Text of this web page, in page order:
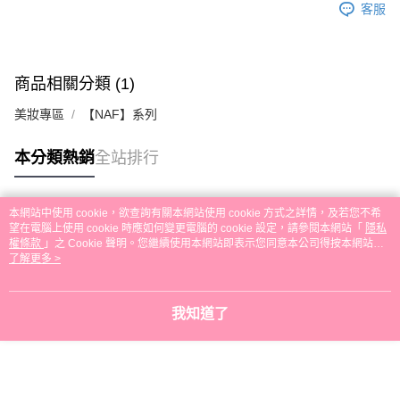
客服
商品相關分類 (1)
美妝專區 【NAF】系列
本分類熱銷全站排行
熱門標籤
本網站中使用 cookie，欲查詢有關本網站使用 cookie 方式之詳情，及若您不希
望在電腦上使用 cookie 時應如何變更電腦的 cookie 設定，請參閱本網站「 隱私
權條款 」之 Cookie 聲明。您繼續使用本網站即表示您同意本公司得按本網站使
用條款之 Cookie 聲明使用 cookie。
了解更多 >
我知道了